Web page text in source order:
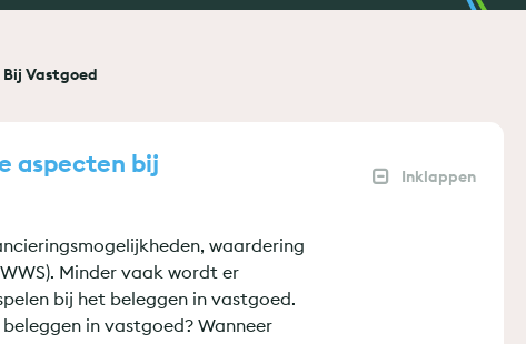
Vastgoed
aspecten bij
waardering
Minder vaak wordt er
bij het beleggen in vastgoed.
in vastgoed? Wanneer